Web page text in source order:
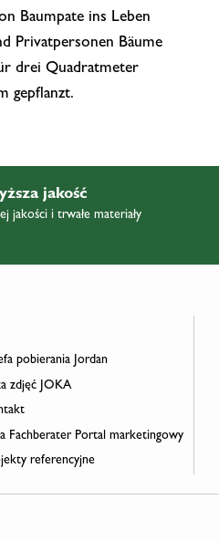
Baumpate ins Leben
Privatpersonen Bäume
drei Quadratmeter
gepflanzt.
jakość
jakości i trwałe materiały
pobierania Jordan
zdjęć JOKA
Fachberater Portal marketingowy
referencyjne